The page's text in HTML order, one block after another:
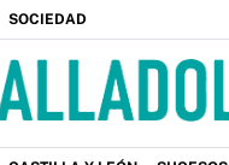
SOCIEDAD